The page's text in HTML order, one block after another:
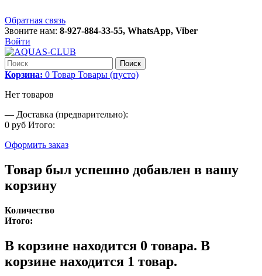
Обратная связь
Звоните нам: 8-927-884-33-55, WhatsApp, Viber
Войти
Поиск
Корзина: 0 Товар Товары (пусто)
Нет товаров
— Доставка (предварительно):
0 руб Итого:
Оформить заказ
Товар был успешно добавлен в вашу
корзину
Количество
Итого:
В корзине находится 0 товара. В
корзине находится 1 товар.